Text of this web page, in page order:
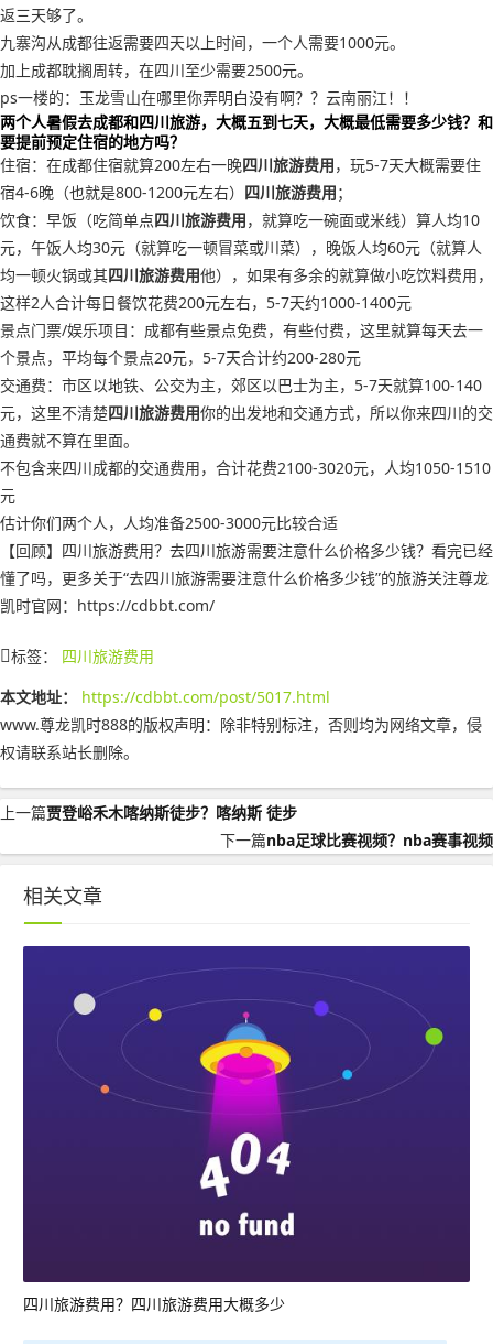
返三天够了。
九寨沟从成都往返需要四天以上时间，一个人需要1000元。
加上成都耽搁周转，在四川至少需要2500元。
ps一楼的：玉龙雪山在哪里你弄明白没有啊？？云南丽江！！
两个人暑假去成都和四川旅游，大概五到七天，大概最低需要多少钱？和
要提前预定住宿的地方吗？
住宿：在成都住宿就算200左右一晚四川旅游费用，玩5-7天大概需要住
宿4-6晚（也就是800-1200元左右） 四川旅游费用；
饮食：早饭（吃简单点四川旅游费用，就算吃一碗面或米线）算人均10
元，午饭人均30元（就算吃一顿冒菜或川菜），晚饭人均60元（就算人
均一顿火锅或其四川旅游费用他），如果有多余的就算做小吃饮料费用，
这样2人合计每日餐饮花费200元左右，5-7天约1000-1400元
景点门票/娱乐项目：成都有些景点免费，有些付费，这里就算每天去一
个景点，平均每个景点20元，5-7天合计约200-280元
交通费：市区以地铁、公交为主，郊区以巴士为主，5-7天就算100-140
元，这里不清楚四川旅游费用你的出发地和交通方式，所以你来四川的交
通费就不算在里面。
不包含来四川成都的交通费用，合计花费2100-3020元，人均1050-1510
元
估计你们两个人，人均准备2500-3000元比较合适
【回顾】四川旅游费用？去四川旅游需要注意什么价格多少钱？看完已经
懂了吗，更多关于“去四川旅游需要注意什么价格多少钱”的旅游关注尊龙
凯时官网：https://cdbbt.com/
标签： 四川旅游费用
本文地址：
https://cdbbt.com/post/5017.html
www.尊龙凯时888的版权声明： 除非特别标注，否则均为网络文章，侵
权请联系站长删除。
上一篇贾登峪禾木喀纳斯徒步？喀纳斯 徒步
下一篇nba足球比赛视频？nba赛事视频
相关文章
四川旅游费用？四川旅游费用大概多少